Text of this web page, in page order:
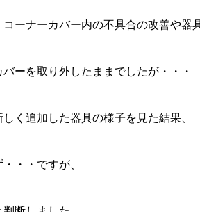
コーナーカバー内の不具合の改善や器
バーを取り外したままでしたが・・・
く追加した器具の様子を見た結果、
・・ですが、